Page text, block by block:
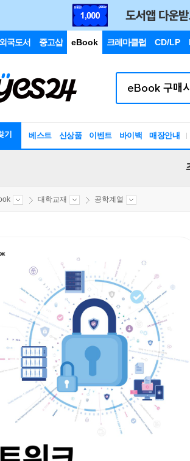
외국도서 중고샵 eBook 크레마클럽 CD/LP
기 베스트 신상품 이벤트 바이백 매장안내
대학교재 공학계열